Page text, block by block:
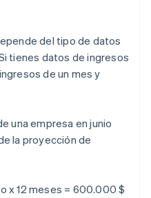
del tipo de datos
tienes datos de ingresos
de un mes y
una empresa en junio
la proyección de
x 12 meses = 600.000 $